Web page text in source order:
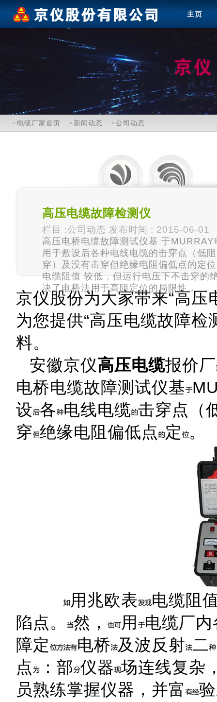
电缆厂家首页 新闻动态 公司动态
高压电缆故障检测仪
栏目 :公司动态 发布时间 : 2015-06-01
高压电桥电缆故障测试仪基 于
用于敷设后各种电线电缆的击穿点（低
穿）及没有击穿但绝缘电阻偏低点的定
电缆阻值 较低，但运行电压下不击穿的
决了电桥法用于高阻定位的局限性，
京仪股份为大家带来“高压
为您提供“高压电缆故障
料。
安徽京仪高压电缆报价厂
电桥电缆故障测试仪基
设 各 电线电缆 击穿点（
穿 绝缘电阻偏低点 定 。
用兆欧表
电缆阻
陷点。
然， 用 电缆厂内
障定
电桥 及波反射 二
点 ：部 仪器 场连线复杂
员熟练掌握仪器，并富